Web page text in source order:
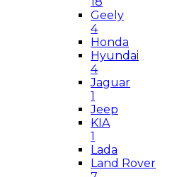
Geely
4
Honda
Hyundai
4
Jaguar
1
Jeep
KIA
1
Lada
Land Rover